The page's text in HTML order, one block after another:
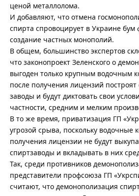
ценой металлолома.
И добавляют, что отмена
спирта спровоцирует в Украине бум
создание частных монополий.
В общем, большинство экспертов
что законопроект Зеленского о
выгоден только крупным водочным
после получения лицензий
заводы и будут диктовать свои
частности, средним и мелким
В то же время, приватизация ГП
угрозой срыва, поскольку водочные
получения лицензии не будут
спиртзаводы и вкладывать в них
Так, среди противников
представители профсоюза ГП
считают, что демонополизация